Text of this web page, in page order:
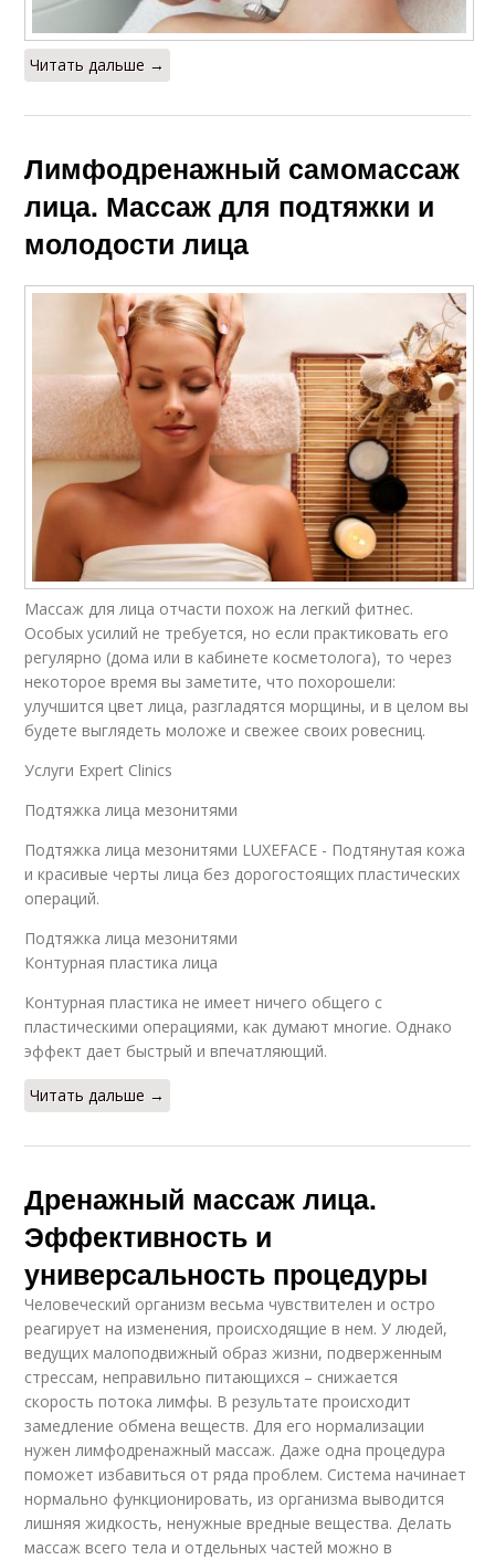
Читать дальше →
Лимфодренажный самомассаж
лица. Массаж для подтяжки и
молодости лица
Массаж для лица отчасти похож на легкий фитнес.
Особых усилий не требуется, но если практиковать его
регулярно (дома или в кабинете косметолога), то через
некоторое время вы заметите, что похорошели:
улучшится цвет лица, разгладятся морщины, и в целом вы
будете выглядеть моложе и свежее своих ровесниц.
Услуги Expert Clinics
Подтяжка лица мезонитями
Подтяжка лица мезонитями LUXEFACE - Подтянутая кожа
и красивые черты лица без дорогостоящих пластических
операций.
Подтяжка лица мезонитями
Контурная пластика лица
Контурная пластика не имеет ничего общего с
пластическими операциями, как думают многие. Однако
эффект дает быстрый и впечатляющий.
Читать дальше →
Дренажный массаж лица.
Эффективность и
универсальность процедуры
Человеческий организм весьма чувствителен и остро
реагирует на изменения, происходящие в нем. У людей,
ведущих малоподвижный образ жизни, подверженным
стрессам, неправильно питающихся – снижается
скорость потока лимфы. В результате происходит
замедление обмена веществ. Для его нормализации
нужен лимфодренажный массаж. Даже одна процедура
поможет избавиться от ряда проблем. Система начинает
нормально функционировать, из организма выводится
лишняя жидкость, ненужные вредные вещества. Делать
массаж всего тела и отдельных частей можно в